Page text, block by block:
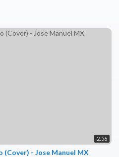
2:56
(Cover) - Jose Manuel MX